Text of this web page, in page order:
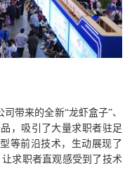
带来的全新“龙虾盒子”、
，吸引了大量求职者驻足
等前沿技术，生动展现了
求职者直观感受到了技术